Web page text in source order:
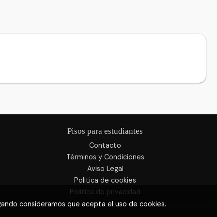
Pisos para estudiantes
Contacto
Términos y Condiciones
Aviso Legal
Politica de cookies
Politica de privacidad
consideramos que acepta el uso de cookies.